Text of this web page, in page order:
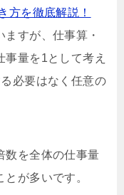
方を徹底解説！
すが、仕事算・
量を1として考え
必要はなく任意の
数を全体の仕事量
が多いです。